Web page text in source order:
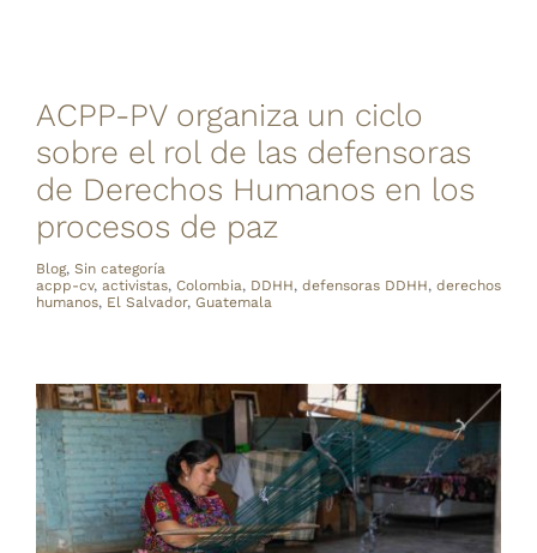
ACPP-PV organiza un ciclo
sobre el rol de las defensoras
de Derechos Humanos en los
procesos de paz
Blog, Sin categoría
acpp-cv, activistas, Colombia, DDHH, defensoras DDHH, derechos
humanos, El Salvador, Guatemala